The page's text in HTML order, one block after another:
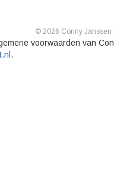
© 2026 Conny Janssen
voorwaarden van
.